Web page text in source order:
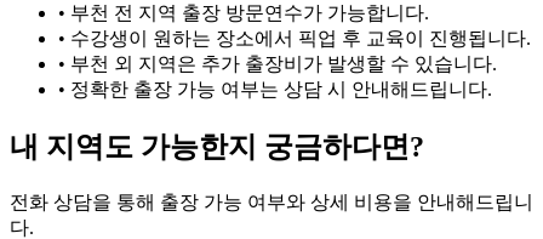
• 부천 전 지역 출장 방문연수가 가능합니다.
• 수강생이 원하는 장소에서 픽업 후 교육이 진행됩니다.
• 부천 외 지역은 추가 출장비가 발생할 수 있습니다.
• 정확한 출장 가능 여부는 상담 시 안내해드립니다.
내 지역도 가능한지 궁금하다면?
전화 상담을 통해 출장 가능 여부와 상세 비용을 안내해드립니
다.